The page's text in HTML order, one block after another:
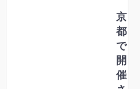
京
都
で
開
催